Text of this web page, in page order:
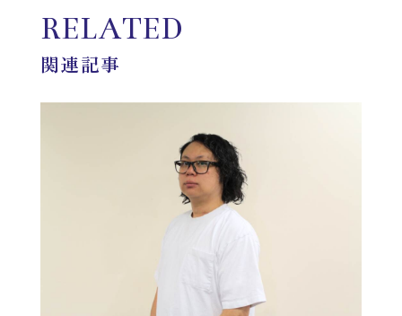
RELATED
関連記事